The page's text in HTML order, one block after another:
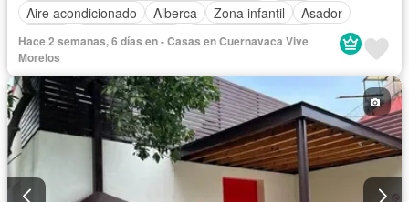
Aire acondicionado
Alberca Zona infantil
Asador
Balcón
Cancha de tenis
Caseta de vigilancia
Circuito cerrado de televisión
Cuarto de servicio
Electricidad
Elevador
Estacionamiento
Internet Jardín
Recámara con closet
Sala polivalente
Seguridad
Televisión por cable
Terraza
Vista panorámica Wifi
Zonas verdes
Conserje
Permite niños Sin amueblar
Hace 2 semanas, 6 días en - Casas en Cuernavaca Vive
Morelos